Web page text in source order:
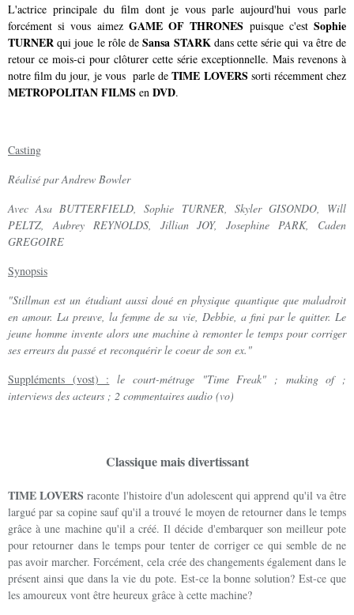
L'actrice principale du film dont je vous parle aujourd'hui vous parle
forcément si vous aimez GAME OF THRONES puisque c'estSophie
TURNER qui joue le rôle deSansa STARKdans cette série qui va être de
retour ce mois-ci pour clôturer cette série exceptionnelle. Mais revenons à
notre film du jour, je vous parle deTIME LOVERS sorti récemment chez
METROPOLITAN FILMS en DVD.
Casting
Réalisé par Andrew Bowler
Avec Asa BUTTERFIELD ,Sophie TURNER, Skyler GISONDO, Will
PELTZ, Aubrey REYNOLDS, Jillian JOY,Josephine PARK, Caden
GREGOIRE
Synopsis
"Stillman est un étudiant aussi doué en physique quantique que maladroit
en amour. La preuve, la femme de sa vie, Debbie, a fini par le quitter. Le
jeune homme invente alors une machine à remonter le temps pour corriger
ses erreurs du passé et reconquérir le coeur de son ex."
Suppléments (vost) : le court-métrage "Time Freak" ; making of ;
interviews des acteurs ; 2 commentaires audio (vo)
Classique mais divertissant
TIME LOVERS raconte l'histoire d'un adolescent qui apprend qu'il va être
largué par sa copine sauf qu'il a trouvé le moyen de retourner dans le temps
grâce à une machine qu'il a créé. Il décide d'embarquer son meilleur pote
pour retourner dans le temps pour tenter de corriger ce qui semble de ne
pas avoir marcher. Forcément, cela crée des changements également dans le
présent ainsi que dans la vie du pote. Est-ce la bonne solution? Est-ce que
les amoureux vont être heureux grâce à cette machine?